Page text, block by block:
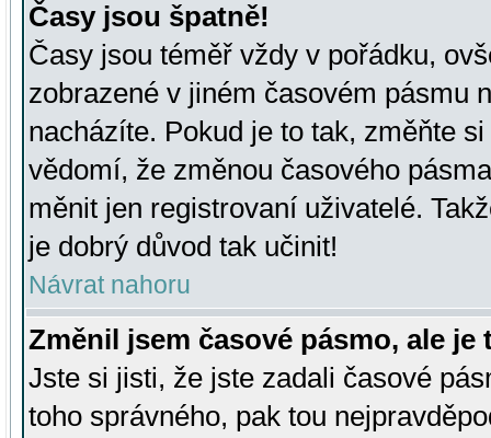
Časy jsou špatně!
Časy jsou téměř vždy v pořádku,
zobrazené v jiném časovém pásmu
nacházíte. Pokud je to tak, změňte
vědomí, že změnou časového
měnit jen registrovaní uživatelé.
je dobrý důvod tak učinit!
Návrat nahoru
Změnil jsem časové pásmo, ale je
Jste si jisti, že jste zadali časové
toho správného, pak tou